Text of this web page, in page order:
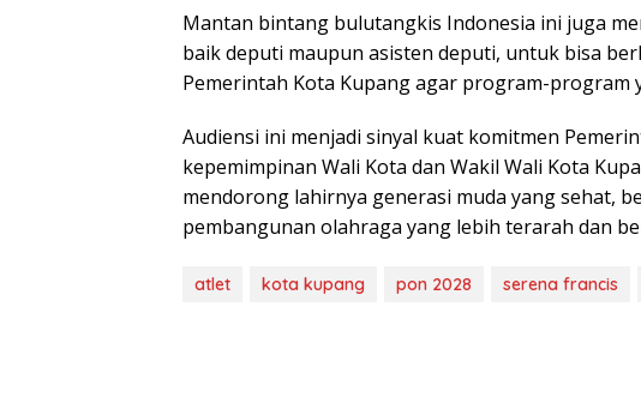
Mantan bintang bulutangkis Indonesia ini juga
baik deputi maupun asisten deputi, untuk bisa
Pemerintah Kota Kupang agar program-program
Audiensi ini menjadi sinyal kuat komitmen
kepemimpinan Wali Kota dan Wakil Wali Kota
mendorong lahirnya generasi muda yang sehat,
pembangunan olahraga yang lebih terarah dan
atlet kota kupang pon 2028 serena francis